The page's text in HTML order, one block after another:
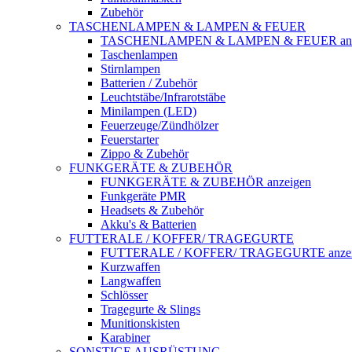
Zubehör
TASCHENLAMPEN & LAMPEN & FEUER
TASCHENLAMPEN & LAMPEN & FEUER
Taschenlampen
Stirnlampen
Batterien / Zubehör
Leuchtstäbe/Infrarotstäbe
Minilampen (LED)
Feuerzeuge/Zündhölzer
Feuerstarter
Zippo & Zubehör
FUNKGERÄTE & ZUBEHÖR
FUNKGERÄTE & ZUBEHÖR anzeigen
Funkgeräte PMR
Headsets & Zubehör
Akku's & Batterien
FUTTERALE / KOFFER/ TRAGEGURTE
FUTTERALE / KOFFER/ TRAGEGURTE
Kurzwaffen
Langwaffen
Schlösser
Tragegurte & Slings
Munitionskisten
Karabiner